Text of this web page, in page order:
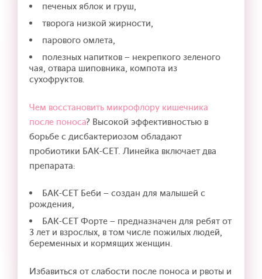
печеных яблок и груш,
творога низкой жирности,
парового омлета,
полезных напитков – некрепкого зеленого
чая, отвара шиповника, компота из
сухофруктов.
Чем восстановить микрофлору кишечника
после поноса? Высокой эффективностью в
борьбе с дисбактериозом обладают
пробиотики БАК-СЕТ. Линейка включает два
препарата:
БАК-СЕТ Беби – создан для малышей с
рождения,
БАК-СЕТ Форте – предназначен для ребят от
3 лет и взрослых, в том числе пожилых людей,
беременных и кормящих женщин.
Избавиться от слабости после поноса и рвоты и